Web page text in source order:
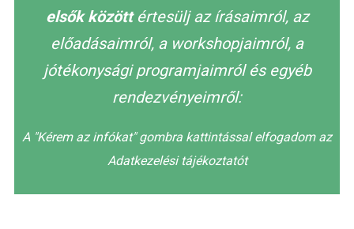
elsők közöttértesülj az írásaimról, az
előadásaimról, a workshopjaimról, a
jótékonysági programjaimról és egyéb
rendezvényeimről:
A "Kérem az infókat" gombra kattintással elfogadom az
Adatkezelési tájékoztatót